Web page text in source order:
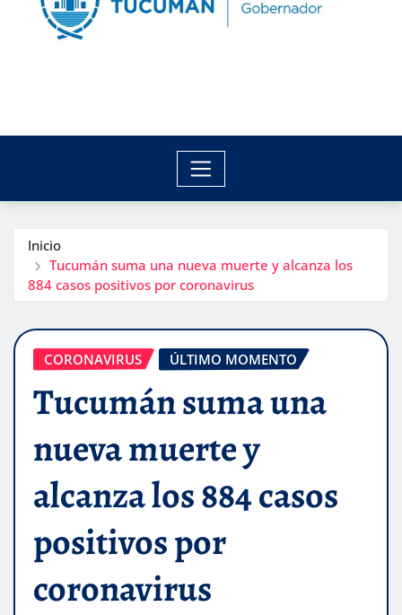
Inicio
Tucumán suma una nueva muerte y alcanza los
884 casos positivos por coronavirus
CORONAVIRUS ÚLTIMO MOMENTO
Tucumán suma una
nueva muerte y
alcanza los 884 casos
positivos por
coronavirus